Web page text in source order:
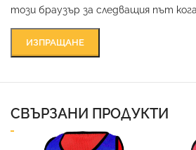
този браузър за следващия път
СВЪРЗАНИ ПРОДУКТИ